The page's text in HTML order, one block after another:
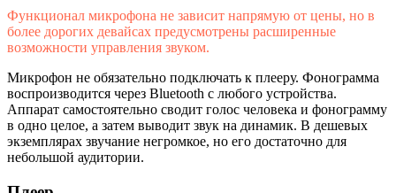
Функционал микрофона не зависит напрямую от цены, но в
более дорогих девайсах предусмотрены расширенные
возможности управления звуком.
Микрофон не обязательно подключать к плееру. Фонограмма
воспроизводится через Bluetooth с любого устройства.
Аппарат самостоятельно сводит голос человека и фонограмму
в одно целое, а затем выводит звук на динамик. В дешевых
экземплярах звучание негромкое, но его достаточно для
небольшой аудитории.